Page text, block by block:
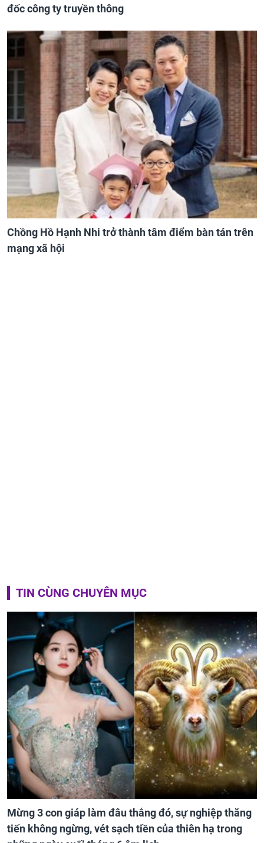
đốc công ty truyền thông
Chồng Hồ Hạnh Nhi trở thành tâm điểm bàn tán trên
mạng xã hội
TIN CÙNG CHUYÊN MỤC
Mừng 3 con giáp làm đâu thắng đó, sự nghiệp thăng
tiến không ngừng, vét sạch tiền của thiên hạ trong